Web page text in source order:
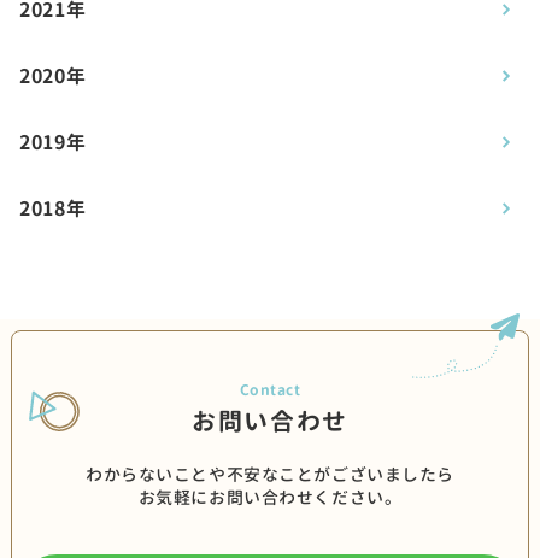
2021年
2020年
2019年
2018年
お問い合わせ
わからないことや不安なことがございましたら
お気軽にお問い合わせください。